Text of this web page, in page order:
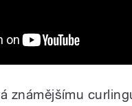
známějšímu